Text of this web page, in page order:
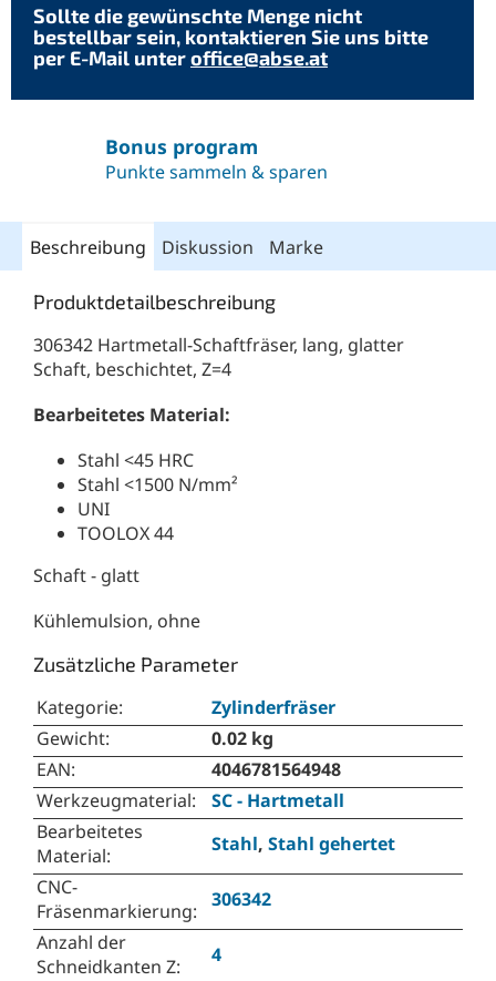
Sollte die gewünschte Menge nicht
bestellbar sein, kontaktieren Sie uns bitte
per E-Mail unteroffice@abse.at
Bonus program
Punkte sammeln & sparen
Beschreibung Diskussion Marke
Produktdetailbeschreibung
306342 Hartmetall-Schaftfräser, lang, glatter
Schaft, beschichtet, Z=4
Bearbeitetes Material:
Stahl <45 HRC
Stahl <1500 N/mm²
UNI
TOOLOX 44
Schaft - glatt
Kühlemulsion, ohne
Zusätzliche Parameter
Kategorie:
Zylinderfräser
Gewicht:
0.02 kg
EAN:
4046781564948
Werkzeugmaterial:
SC - Hartmetall
Bearbeitetes
Material: Stahl, Stahl gehertet
CNC-
Fräsenmarkierung:
306342
Anzahl der
Schneidkanten Z: 4